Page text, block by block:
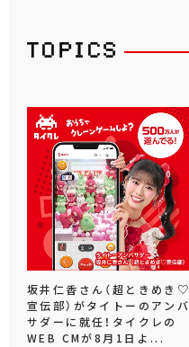
坂井仁香さん（超ときめき♡
宣伝部）がタイトーのアンバ
サダーに就任！タイクレの
WEB CMが8月1日よ...